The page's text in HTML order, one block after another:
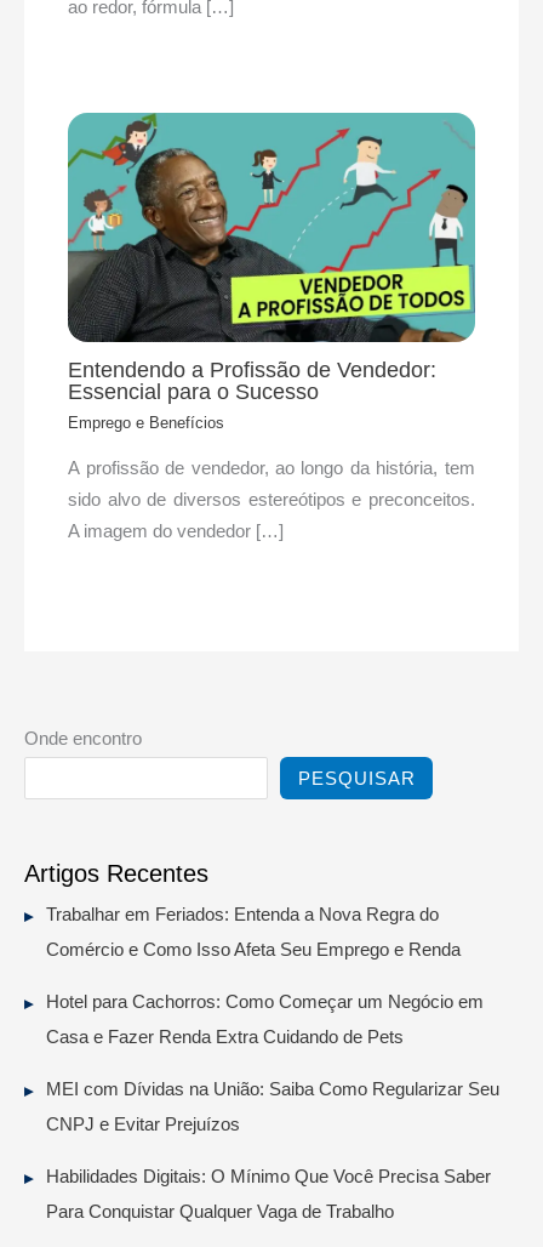
ao redor, fórmula […]
Entendendo a Profissão de Vendedor:
Essencial para o Sucesso
Emprego e Benefícios
A profissão de vendedor, ao longo da história, tem
sido alvo de diversos estereótipos e preconceitos.
A imagem do vendedor […]
Onde encontro
PESQUISAR
Artigos Recentes
Trabalhar em Feriados: Entenda a Nova Regra do
Comércio e Como Isso Afeta Seu Emprego e Renda
Hotel para Cachorros: Como Começar um Negócio em
Casa e Fazer Renda Extra Cuidando de Pets
MEI com Dívidas na União: Saiba Como Regularizar Seu
CNPJ e Evitar Prejuízos
Habilidades Digitais: O Mínimo Que Você Precisa Saber
Para Conquistar Qualquer Vaga de Trabalho